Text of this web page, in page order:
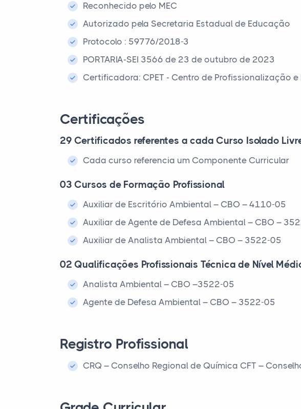
Reconhecido pelo MEC
Autorizado pela Secretaria Estadual de Educação
Protocolo : 59776/2018-3
PORTARIA-SEI 3566 de 23 de outubro de 2023
Certificadora: CPET - Centro de Profissionalização
Certificações
29 Certificados referentes a cada Curso Isolado
Cada curso referencia um Componente Curricular
03 Cursos de Formação Profissional
Auxiliar de Escritório Ambiental – CBO – 4110-05
Auxiliar de Agente de Defesa Ambiental – CBO –
Auxiliar de Analista Ambiental – CBO – 3522-05
02 Qualificações Profissionais Técnica de Nível
Analista Ambiental – CBO –3522-05
Agente de Defesa Ambiental – CBO – 3522-05
Registro Profissional
CRQ – Conselho Regional de Química CFT –